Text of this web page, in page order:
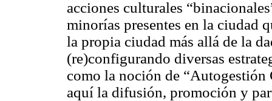
acciones culturales
minorías presentes en la ciudad
la propia ciudad más allá de la
(re)configurando diversas
como la noción de
aquí la difusión, promoción y